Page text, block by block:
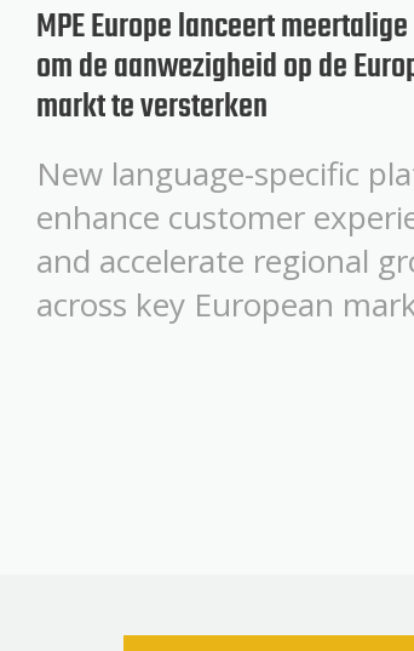
MPE Europe lanceert
om de aanwezigheid op de
markt te versterken
New language-specific
enhance customer
and accelerate regional
across key European